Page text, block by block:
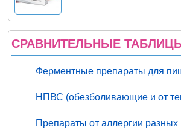
СРАВНИТЕЛЬНЫЕ
Ферментные препараты для
НПВС (обезболивающие и от
Препараты от аллергии разных